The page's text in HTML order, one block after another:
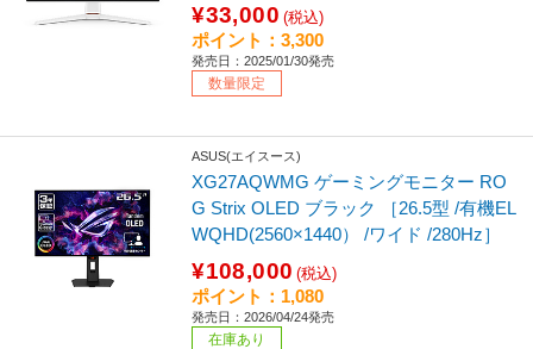
¥33,000 (税込)
ポイント：3,300
発売日：2025/01/30発売
数量限定
ASUS(エイスース)
XG27AQWMG ゲーミングモニター RO
G Strix OLED ブラック ［26.5型 /有機EL
WQHD(2560×1440） /ワイド /280Hz］
¥108,000 (税込)
ポイント：1,080
発売日：2026/04/24発売
在庫あり